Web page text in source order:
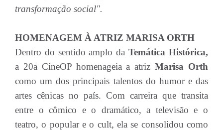
transformação social".
HOMENAGEM À ATRIZ MARISA ORTH
Dentro do sentido amplo daTemática Histórica,
a 20a CineOP homenageia a atrizMarisa Orth
como um dos principais talentos do humor e das
artes cênicas no país. Com carreira que transita
entre o cômico e o dramático, a televisão e o
teatro, o popular e o cult, ela se consolidou como